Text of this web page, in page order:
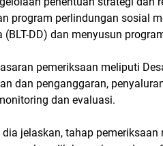
program perlindungan sosial
(BLT-DD) dan menyusun
pemeriksaan meliputi
dan penganggaran,
dan evaluasi.
dia jelaskan, tahap